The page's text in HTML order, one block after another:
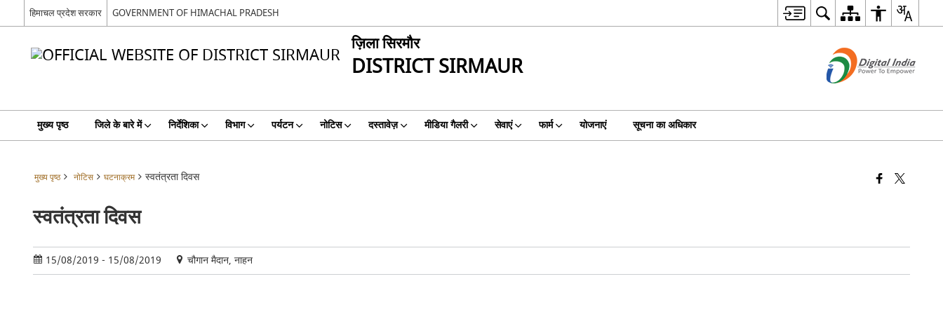
हिमाचल प्रदेश सरकार GOVERNMENT OF HIMACHAL PRADESH
ज़िला सिरमौर
DISTRICT SIRMAUR
मुख्य पृष्ठ जिले के बारे में निर्देशिका विभाग पर्यटन नोटिस दस्तावेज़ मीडिया गैलरी सेवाएं फार्म योजनाएं सूचना का अधिकार
मुख्य पृष्ठ नोटिस घटनाक्रम स्वतंत्रता दिवस
स्वतंत्रता दिवस
15/08/2019 - 15/08/2019 चौगान मैदान, नाहन